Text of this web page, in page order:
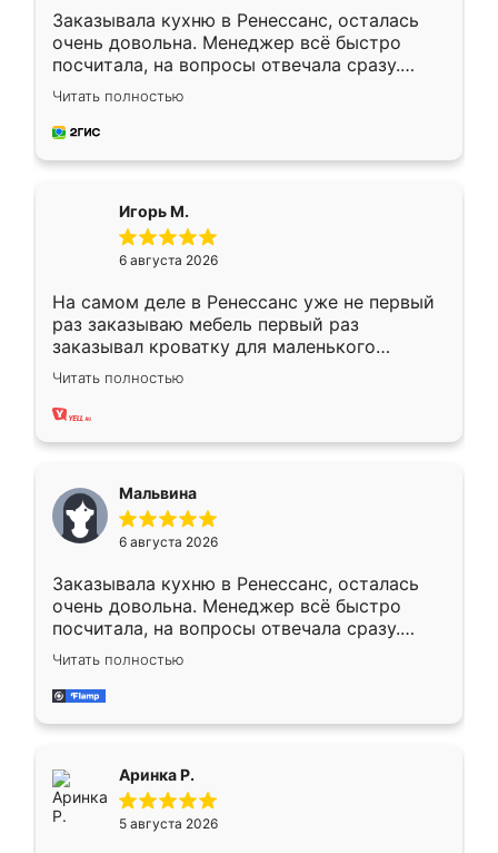
Заказывала кухню в Ренессанс, осталась
очень довольна. Менеджер всё быстро
посчитала, на вопросы отвечала сразу.
Замерщик приехал в субботу, подошёл к
делу со всей ответственностью. Собрали
за день, ребята работали аккуратно, даже
Читать полностью
Игорь М.
6 августа 2026
На самом деле в Ренессанс уже не первый
раз заказываю мебель первый раз
заказывал кроватку для маленького
ребёнка при его рождении ,во второй раз
заказал шкаф-купе. По качеству очень
хорошее сборка достаточно быстрая,
меньше, здесь же он более разнообразный.
Мне нравится ,если что-то потребуется из
мебели буду заказывать только здесь.
Читать полностью
Мальвина
6 августа 2026
Заказывала кухню в Ренессанс, осталась
очень довольна. Менеджер всё быстро
посчитала, на вопросы отвечала сразу.
Замерщик приехал в субботу, подошёл к
делу со всей ответственностью. Собрали
за день, ребята работали аккуратно, даже
Читать полностью
Аринка Р.
5 августа 2026